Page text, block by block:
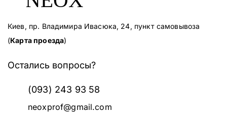
Киев, пр. Владимира Ивасюка, 24, пункт самовывоза
(Карта проезда)
Остались вопросы?
(093) 243 93 58
neoxprof@gmail.com